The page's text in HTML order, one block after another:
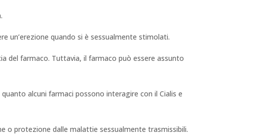
un’erezione quando si è sessualmente stimolati.
del farmaco. Tuttavia, il farmaco può essere assunto
alcuni farmaci possono interagire con il Cialis e
o protezione dalle malattie sessualmente trasmissibili.